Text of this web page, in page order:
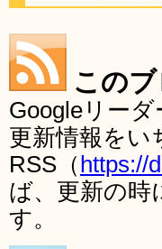
この
Googleリー
更新情報をい
RSS（ https://
ば、更新の時
す。